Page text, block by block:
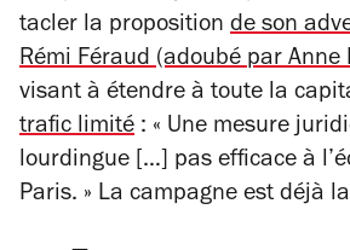
tacler la proposition de son
Rémi Féraud (adoubé par
visant à étendre à toute la
trafic limité : « Une mesure
lourdingue […] pas efficace à
Paris. » La campagne est déjà